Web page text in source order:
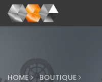
HOME BOUTIQUE